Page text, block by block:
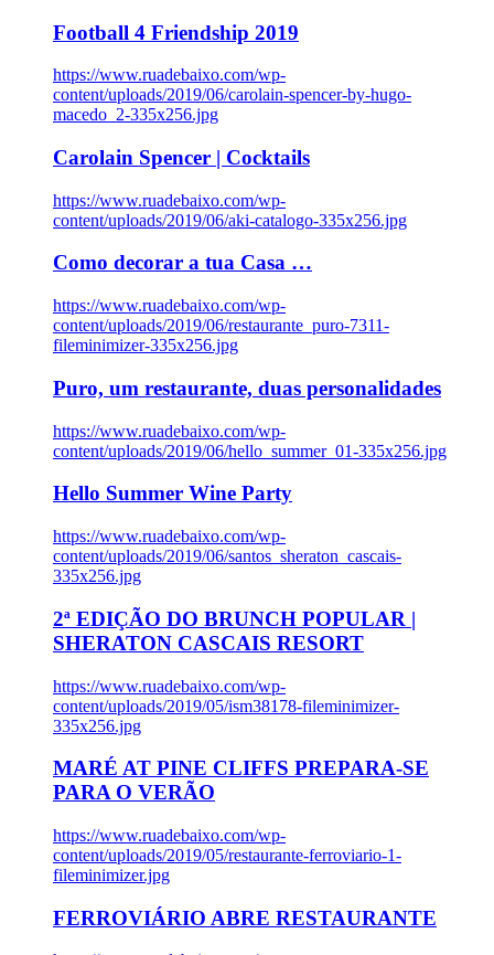
Football 4 Friendship 2019
https://www.ruadebaixo.com/wp-
content/uploads/2019/06/carolain-spencer-by-hugo-
macedo_2-335x256.jpg
Carolain Spencer | Cocktails
https://www.ruadebaixo.com/wp-
content/uploads/2019/06/aki-catalogo-335x256.jpg
Como decorar a tua Casa …
https://www.ruadebaixo.com/wp-
content/uploads/2019/06/restaurante_puro-7311-
fileminimizer-335x256.jpg
Puro, um restaurante, duas personalidades
https://www.ruadebaixo.com/wp-
content/uploads/2019/06/hello_summer_01-335x256.jpg
Hello Summer Wine Party
https://www.ruadebaixo.com/wp-
content/uploads/2019/06/santos_sheraton_cascais-
335x256.jpg
2ª EDIÇÃO DO BRUNCH POPULAR |
SHERATON CASCAIS RESORT
https://www.ruadebaixo.com/wp-
content/uploads/2019/05/ism38178-fileminimizer-
335x256.jpg
MARÉ AT PINE CLIFFS PREPARA-SE
PARA O VERÃO
https://www.ruadebaixo.com/wp-
content/uploads/2019/05/restaurante-ferroviario-1-
fileminimizer.jpg
FERROVIÁRIO ABRE RESTAURANTE